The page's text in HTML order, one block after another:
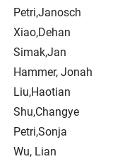
Petri,Janosch
Xiao,Dehan
Simak,Jan
Hammer, Jonah
Liu,Haotian
Shu,Changye
Petri,Sonja
Wu, Lian